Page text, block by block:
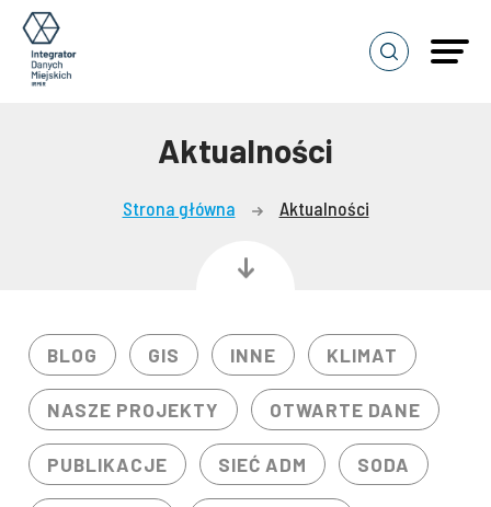
Pokaż
popup
Aktualności
Strona główna Aktualności
BLOG GIS INNE KLIMAT
NASZE PROJEKTY OTWARTE DANE
PUBLIKACJE SIEĆ ADM SODA